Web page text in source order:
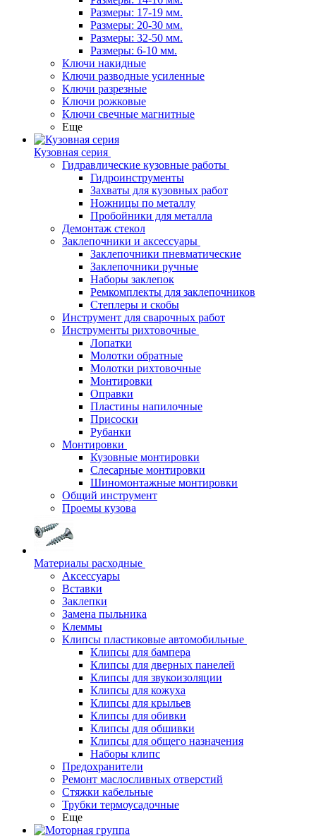
Размеры: 17-19 мм.
Размеры: 20-30 мм.
Размеры: 32-50 мм.
Размеры: 6-10 мм.
Ключи накидные
Ключи разводные усиленные
Ключи разрезные
Ключи рожковые
Ключи свечные магнитные
Еще
Кузовная серия
Гидравлические кузовные работы
Гидроинструменты
Захваты для кузовных работ
Ножницы по металлу
Пробойники для металла
Демонтаж стекол
Заклепочники и аксессуары
Заклепочники пневматические
Заклепочники ручные
Наборы заклепок
Ремкомплекты для заклепочников
Степлеры и скобы
Инструмент для сварочных работ
Инструменты рихтовочные
Лопатки
Молотки обратные
Молотки рихтовочные
Монтировки
Оправки
Пластины напилочные
Присоски
Рубанки
Монтировки
Кузовные монтировки
Слесарные монтировки
Шиномонтажные монтировки
Общий инструмент
Проемы кузова
Материалы расходные
Аксессуары
Вставки
Заклепки
Замена пыльника
Клеммы
Клипсы пластиковые автомобильные
Клипсы для бампера
Клипсы для дверных панелей
Клипсы для звукоизоляции
Клипсы для кожуха
Клипсы для крыльев
Клипсы для обивки
Клипсы для обшивки
Клипсы для общего назначения
Наборы клипс
Предохранители
Ремонт маслосливных отверстий
Стяжки кабельные
Трубки термоусадочные
Еще